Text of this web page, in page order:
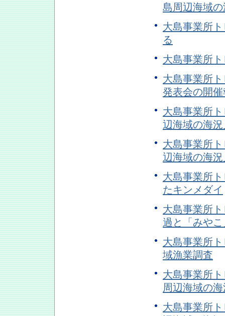
島周辺海域
大島事業所
る
大島事業所
大島事業所
発表会の開
大島事業所
辺海域の海
大島事業所
辺海域の海
大島事業所
たキンメダイ
大島事業所
過と「みや
大島事業所
域漁業調査
大島事業所
周辺海域の
大島事業所